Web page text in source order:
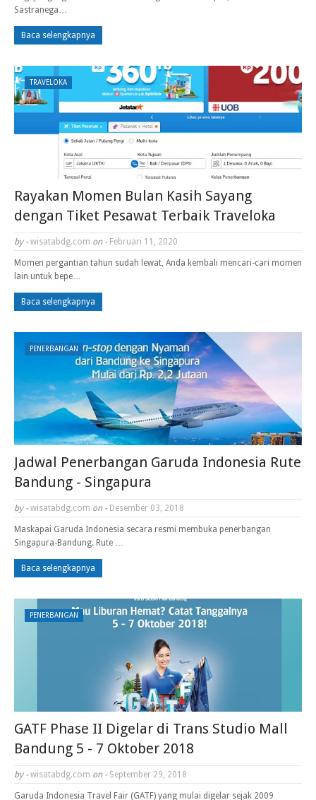
Sastranega…
Baca selengkapnya
TRAVELOKA
Rayakan Momen Bulan Kasih Sayang
dengan Tiket Pesawat Terbaik Traveloka
by - wisatabdg.com on - Februari 11, 2020
Momen pergantian tahun sudah lewat, Anda kembali mencari-cari momen
lain untuk bepe…
Baca selengkapnya
PENERBANGAN
Jadwal Penerbangan Garuda Indonesia Rute
Bandung - Singapura
by - wisatabdg.com on - Desember 03, 2018
Maskapai Garuda Indonesia secara resmi membuka penerbangan
Singapura-Bandung. Rute …
Baca selengkapnya
PENERBANGAN
GATF Phase II Digelar di Trans Studio Mall
Bandung 5 - 7 Oktober 2018
by - wisatabdg.com on - September 29, 2018
Garuda Indonesia Travel Fair (GATF) yang mulai digelar sejak 2009